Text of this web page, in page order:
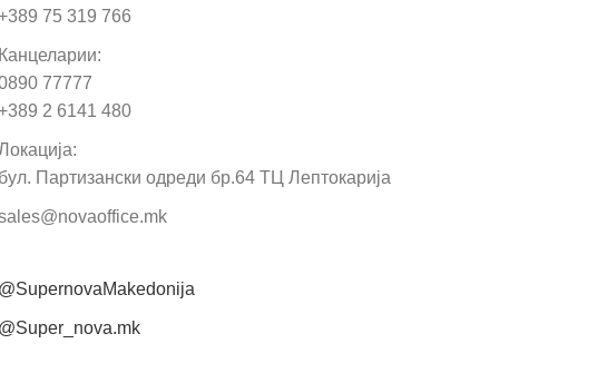
75 319 766
Канцеларии:
77777
2 6141 480
бул. Партизански одреди бр.64 ТЦ Лептокарија
@SupernovaMakedonija
@Super_nova.mk